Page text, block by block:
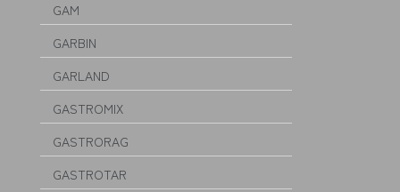
GAM
GARBIN
GARLAND
GASTROMIX
GASTRORAG
GASTROTAR